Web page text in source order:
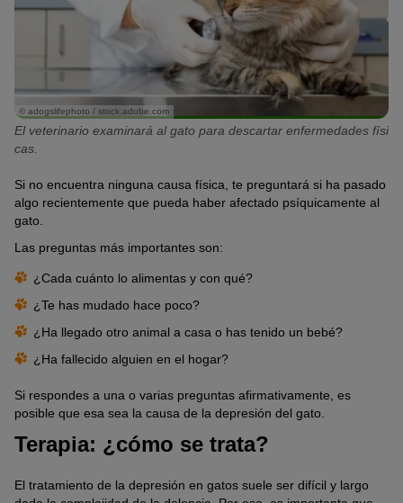
© adogslifephoto / stock.adobe.com
El veterinario examinará al gato para descartar enfermedades físi
cas.
Si no encuentra ninguna causa física, te preguntará si ha pasado
algo recientemente que pueda haber afectado psíquicamente al
gato.
Las preguntas más importantes son:
¿Cada cuánto lo alimentas y con qué?
¿Te has mudado hace poco?
¿Ha llegado otro animal a casa o has tenido un bebé?
¿Ha fallecido alguien en el hogar?
Si respondes a una o varias preguntas afirmativamente, es
posible que esa sea la causa de la depresión del gato.
Terapia: ¿cómo se trata?
El tratamiento de la depresión en gatos suele ser difícil y largo